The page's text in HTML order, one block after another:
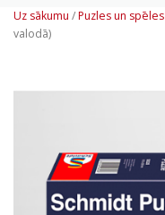
BALTICMAPS
Uz sākumu /Puzles un spēles
valodā)